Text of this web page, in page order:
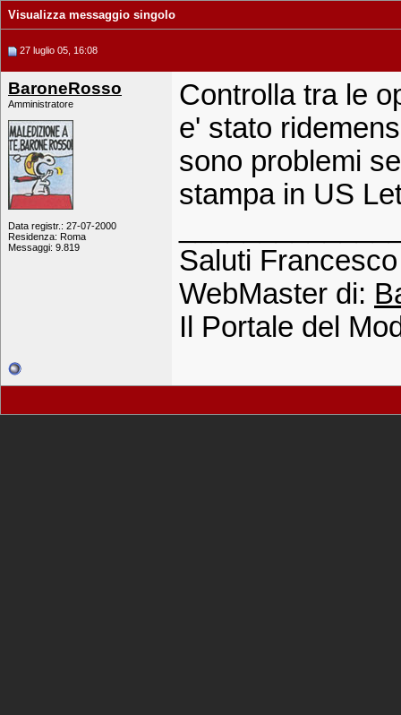
Visualizza messaggio singolo
27 luglio 05, 16:08
BaroneRosso
Amministratore
Data registr.: 27-07-2000
Residenza: Roma
Messaggi: 9.819
Controlla tra le
e' stato
sono problemi
stampa in US
Saluti
WebMaster di:
Il Portale del